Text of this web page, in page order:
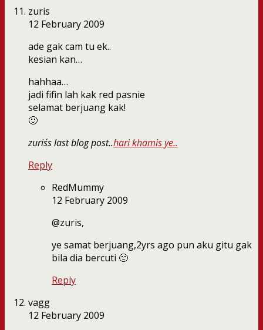
zuris
12 February 2009
ade gak cam tu ek..
kesian kan…
hahhaa…
jadi fifin lah kak red pasnie
selamat berjuang kak!
🙂
zuris´s last blog post..hari khamis ye..
Reply
RedMummy
12 February 2009
@zuris,
ye samat berjuang,2yrs ago pun aku gitu gak
bila dia bercuti 🙁
Reply
vagg
12 February 2009